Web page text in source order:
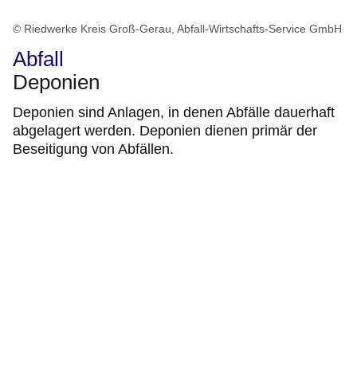
© Riedwerke Kreis Groß-Gerau, Abfall-Wirtschafts-Service GmbH
Abfall
Deponien
Deponien sind Anlagen, in denen Abfälle dauerhaft
abgelagert werden. Deponien dienen primär der
Beseitigung von Abfällen.